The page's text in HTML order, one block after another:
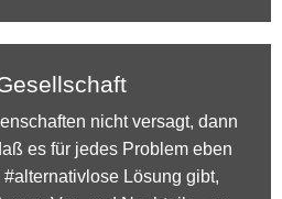
nicht versagt, dann
es für jedes Problem eben
Lösung gibt,